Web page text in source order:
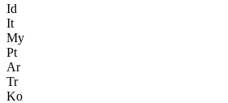
Id
It
My
Pt
Ar
Tr
Ko